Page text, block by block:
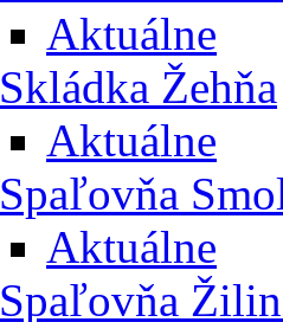
Aktuálne
Skládka Žehňa
Aktuálne
Spaľovňa
Aktuálne
Spaľovňa